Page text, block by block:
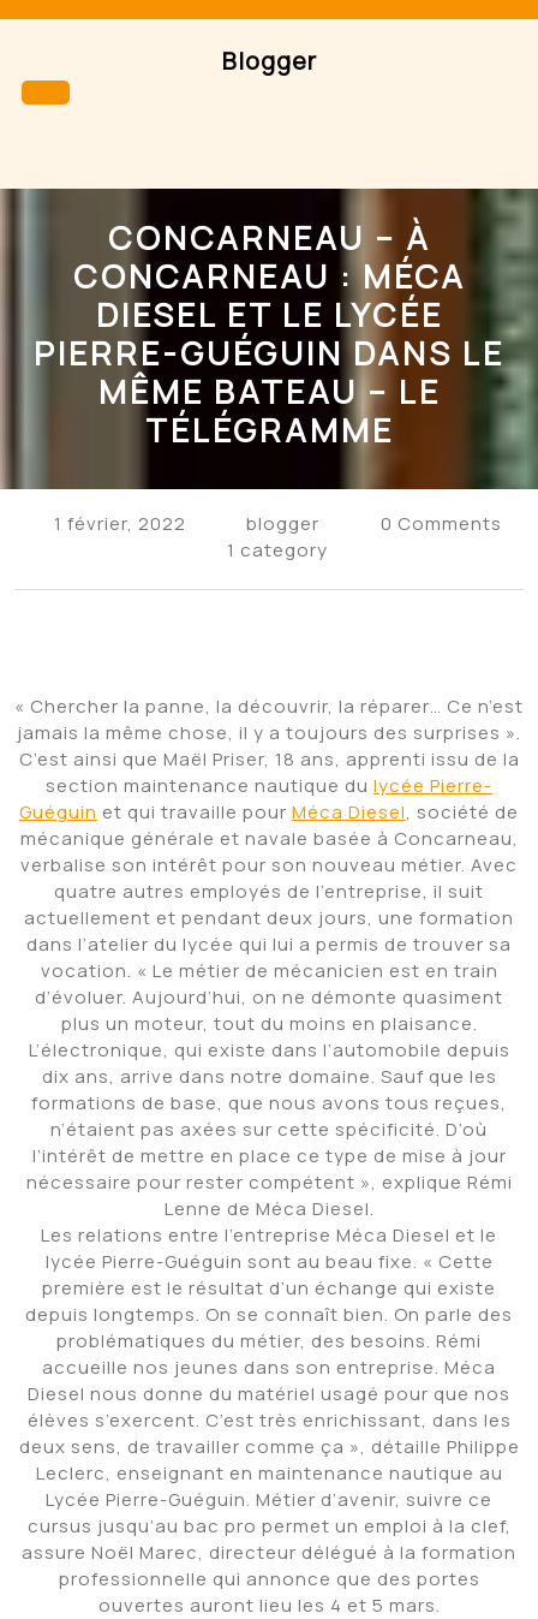
Blogger
Button
CONCARNEAU – À
CONCARNEAU : MÉCA
DIESEL ET LE LYCÉE
PIERRE-GUÉGUIN DANS LE
MÊME BATEAU – LE
TÉLÉGRAMME
1 février, 2022 blogger
0 Comments
1 category
« Chercher la panne, la découvrir, la réparer… Ce n’est
jamais la même chose, il y a toujours des surprises ».
C’est ainsi que Maël Priser, 18 ans, apprenti issu de la
section maintenance nautique du lycée Pierre-
Guéguin et qui travaille pour Méca Diesel, société de
mécanique générale et navale basée à Concarneau,
verbalise son intérêt pour son nouveau métier. Avec
quatre autres employés de l’entreprise, il suit
actuellement et pendant deux jours, une formation
dans l’atelier du lycée qui lui a permis de trouver sa
vocation. « Le métier de mécanicien est en train
d’évoluer. Aujourd’hui, on ne démonte quasiment
plus un moteur, tout du moins en plaisance.
L’électronique, qui existe dans l’automobile depuis
dix ans, arrive dans notre domaine. Sauf que les
formations de base, que nous avons tous reçues,
n’étaient pas axées sur cette spécificité. D’où
l’intérêt de mettre en place ce type de mise à jour
nécessaire pour rester compétent », explique Rémi
Lenne de Méca Diesel.
Les relations entre l’entreprise Méca Diesel et le
lycée Pierre-Guéguin sont au beau fixe. « Cette
première est le résultat d’un échange qui existe
depuis longtemps. On se connaît bien. On parle des
problématiques du métier, des besoins. Rémi
accueille nos jeunes dans son entreprise. Méca
Diesel nous donne du matériel usagé pour que nos
élèves s’exercent. C’est très enrichissant, dans les
deux sens, de travailler comme ça », détaille Philippe
Leclerc, enseignant en maintenance nautique au
Lycée Pierre-Guéguin. Métier d’avenir, suivre ce
cursus jusqu’au bac pro permet un emploi à la clef,
assure Noël Marec, directeur délégué à la formation
professionnelle qui annonce que des portes
ouvertes auront lieu les 4 et 5 mars.